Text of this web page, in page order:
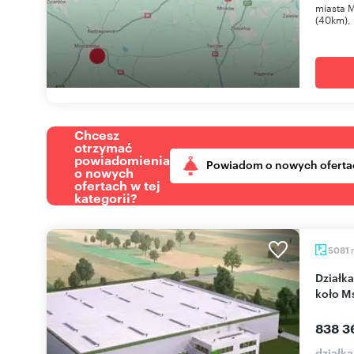
miasta
(40km),
Chcesz
otrzymać
powiadomienia
o nowych
ofertach w tej
kategorii?
Powiadom o nowych
5081
Działka inwestycyjna 5081 m² z mediami (Gąba
koło
838